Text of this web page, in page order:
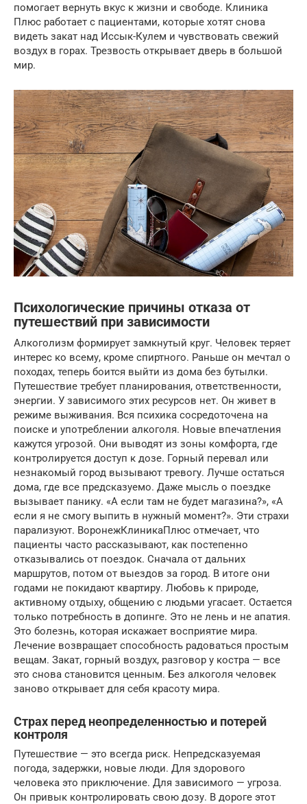
помогает вернуть вкус к жизни и свободе. Клиника
Плюс работает с пациентами, которые хотят снова
видеть закат над Иссык-Кулем и чувствовать свежий
воздух в горах. Трезвость открывает дверь в большой
мир.
Психологические причины отказа от
путешествий при зависимости
Алкоголизм формирует замкнутый круг. Человек теряет
интерес ко всему, кроме спиртного. Раньше он мечтал о
походах, теперь боится выйти из дома без бутылки.
Путешествие требует планирования, ответственности,
энергии. У зависимого этих ресурсов нет. Он живет в
режиме выживания. Вся психика сосредоточена на
поиске и употреблении алкоголя. Новые впечатления
кажутся угрозой. Они выводят из зоны комфорта, где
контролируется доступ к дозе. Горный перевал или
незнакомый город вызывают тревогу. Лучше остаться
дома, где все предсказуемо. Даже мысль о поездке
вызывает панику. «А если там не будет магазина?», «А
если я не смогу выпить в нужный момент?». Эти страхи
парализуют. ВоронежКлиникаПлюс отмечает, что
пациенты часто рассказывают, как постепенно
отказывались от поездок. Сначала от дальних
маршрутов, потом от выездов за город. В итоге они
годами не покидают квартиру. Любовь к природе,
активному отдыху, общению с людьми угасает. Остается
только потребность в допинге. Это не лень и не апатия.
Это болезнь, которая искажает восприятие мира.
Лечение возвращает способность радоваться простым
вещам. Закат, горный воздух, разговор у костра — все
это снова становится ценным. Без алкоголя человек
заново открывает для себя красоту мира.
Страх перед неопределенностью и потерей
контроля
Путешествие — это всегда риск. Непредсказуемая
погода, задержки, новые люди. Для здорового
человека это приключение. Для зависимого — угроза.
Он привык контролировать свою дозу. В дороге этот